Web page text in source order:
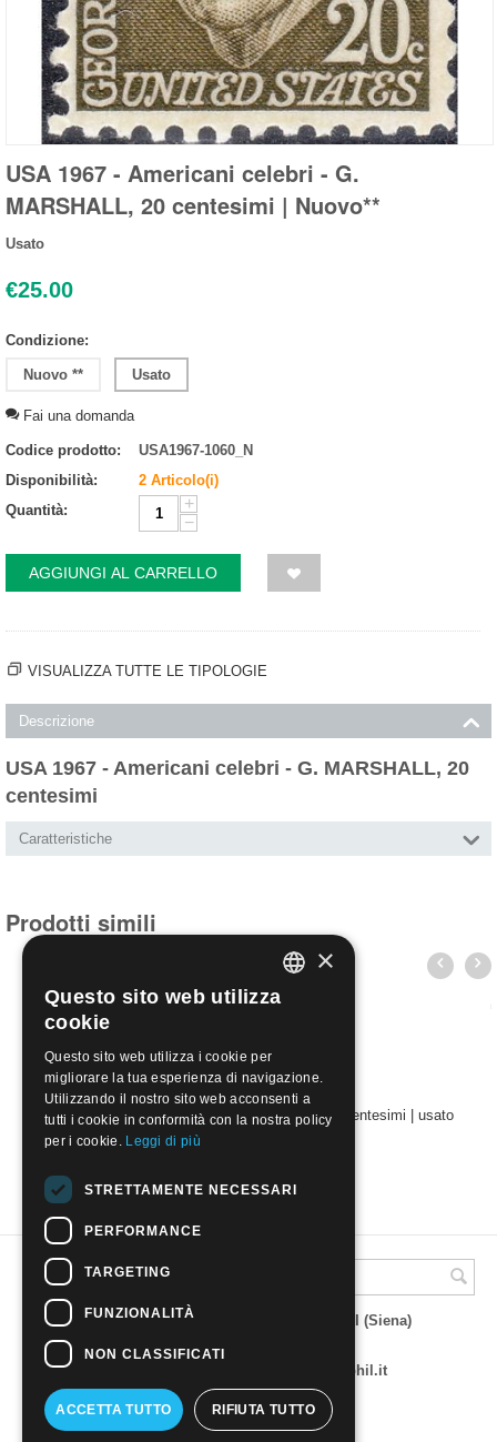
USA 1967 - Americani celebri - G.
MARSHALL, 20 centesimi | Nuovo**
Usato
€25.00
Condizione:
Nuovo ** Usato
Fai una domanda
Codice prodotto:
USA1967-1060_N
Disponibilità:
2 Articolo(i)
Quantità:
+
−
AGGIUNGI AL CARRELLO
VISUALIZZA TUTTE LE TIPOLOGIE
Descrizione
USA 1967 - Americani celebri - G. MARSHALL, 20
centesimi
Caratteristiche
Prodotti simili
USA 1965 - Americani celebri - A. LINCOLN, 4 centesimi | usato
A.M.Phil di Andrea Mulinacci
P.za V. Emanuele 23 - 53019 VAGLIAGLI (Siena)
CCIAA di Siena REA SI 93025
Tel 0577 321001 - e-mail : info@amphil.it
ITALIAN
×
Questo sito web utilizza
cookie
Questo sito web utilizza i cookie per
migliorare la tua esperienza di navigazione.
Utilizzando il nostro sito web acconsenti a
tutti i cookie in conformità con la nostra policy
per i cookie. Leggi di più
STRETTAMENTE NECESSARI
PERFORMANCE
TARGETING
FUNZIONALITÀ
NON CLASSIFICATI
ACCETTA TUTTO RIFIUTA TUTTO